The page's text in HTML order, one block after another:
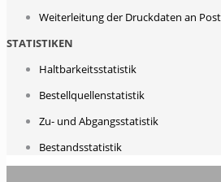
Weiterleitung der Druckdaten an
STATISTIKEN
Haltbarkeitsstatistik
Bestellquellenstatistik
Zu- und Abgangsstatistik
Bestandsstatistik